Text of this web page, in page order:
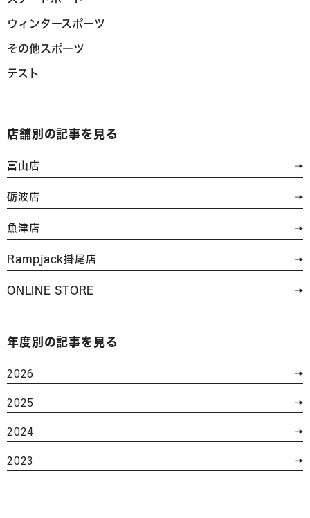
ウィンタースポーツ
その他スポーツ
テスト
店舗別の記事を見る
富山店
砺波店
魚津店
Rampjack掛尾店
ONLINE STORE
年度別の記事を見る
2026
2025
2024
2023